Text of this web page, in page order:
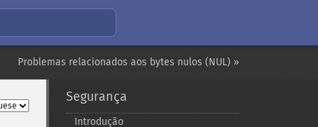
Problemas relacionados aos bytes nulos (NUL) »
Segurança
Introdução